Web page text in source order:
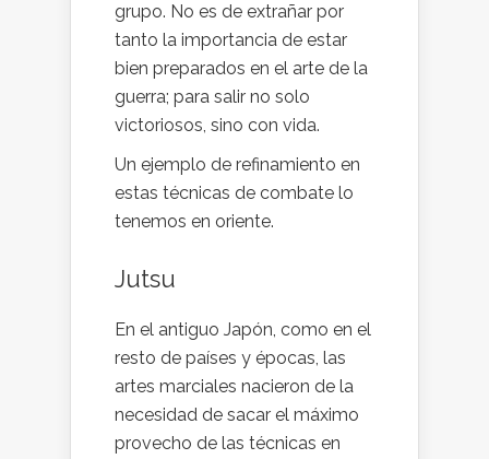
grupo. No es de extrañar por
tanto la importancia de estar
bien preparados en el arte de la
guerra; para salir no solo
victoriosos, sino con vida.
Un ejemplo de refinamiento en
estas técnicas de combate lo
tenemos en oriente.
Jutsu
En el antiguo Japón, como en el
resto de países y épocas, las
artes marciales nacieron de la
necesidad de sacar el máximo
provecho de las técnicas en